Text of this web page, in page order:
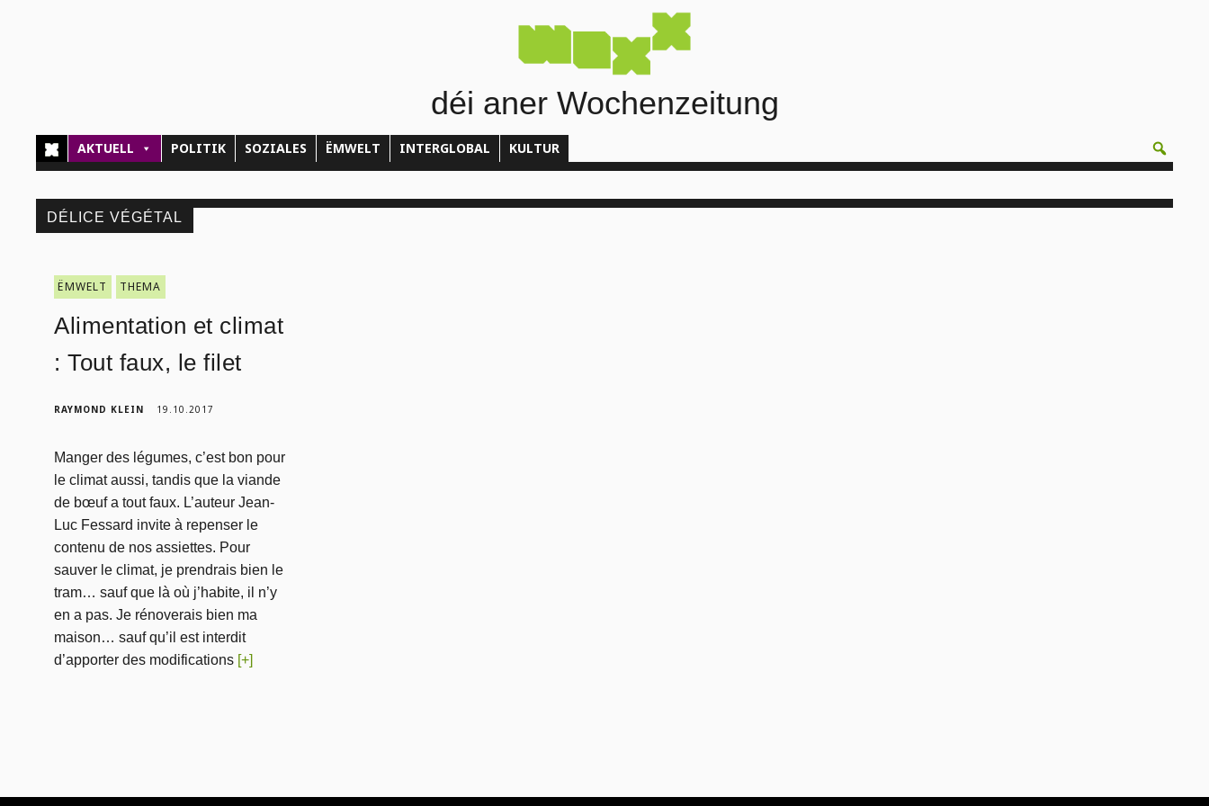
déi aner Wochenzeitung
AKTUELL POLITIK SOZIALES ËMWELT INTERGLOBAL KULTUR
DÉLICE VÉGÉTAL
ËMWELT THEMA
Alimentation et climat
: Tout faux, le filet
RAYMOND KLEIN 19.10.2017
Manger des légumes, c’est bon pour
le climat aussi, tandis que la viande
de bœuf a tout faux. L’auteur Jean-
Luc Fessard invite à repenser le
contenu de nos assiettes. Pour
sauver le climat, je prendrais bien le
tram… sauf que là où j’habite, il n’y
en a pas. Je rénoverais bien ma
maison… sauf qu’il est interdit
d’apporter des modifications [+]